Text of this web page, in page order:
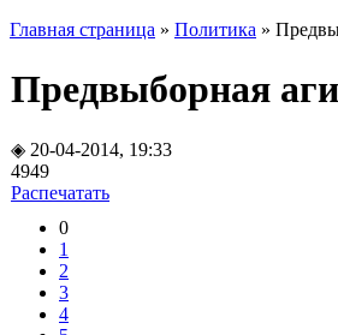
Главная страница » Политика »
Предвыборная
◈ 20-04-2014, 19:33
4949
Распечатать
0
1
2
3
4